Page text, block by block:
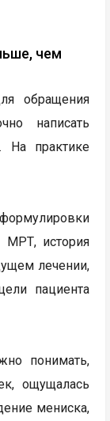
чем
обращения
написать
На практике
история
лечении,
пациента
понимать,
ощущалась
мениска,